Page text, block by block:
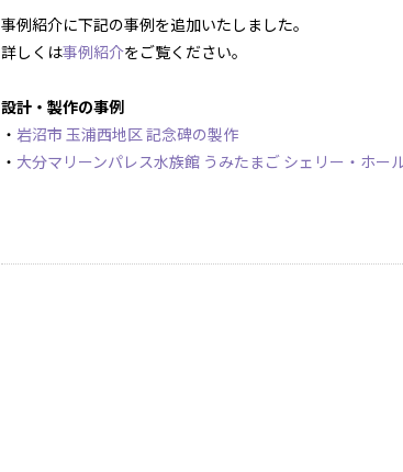
事例紹介に下記の事例を追加いたしました。
詳しくは事例紹介をご覧ください。
設計・製作の事例
・ 岩沼市 玉浦西地区 記念碑の製作
・ 大分マリーンパレス水族館 うみたまご シェリー・ホー